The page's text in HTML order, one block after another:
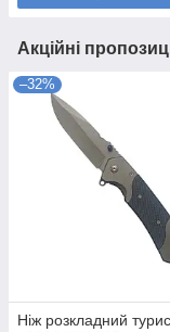
Акційні
–32%
Ніж розкладний